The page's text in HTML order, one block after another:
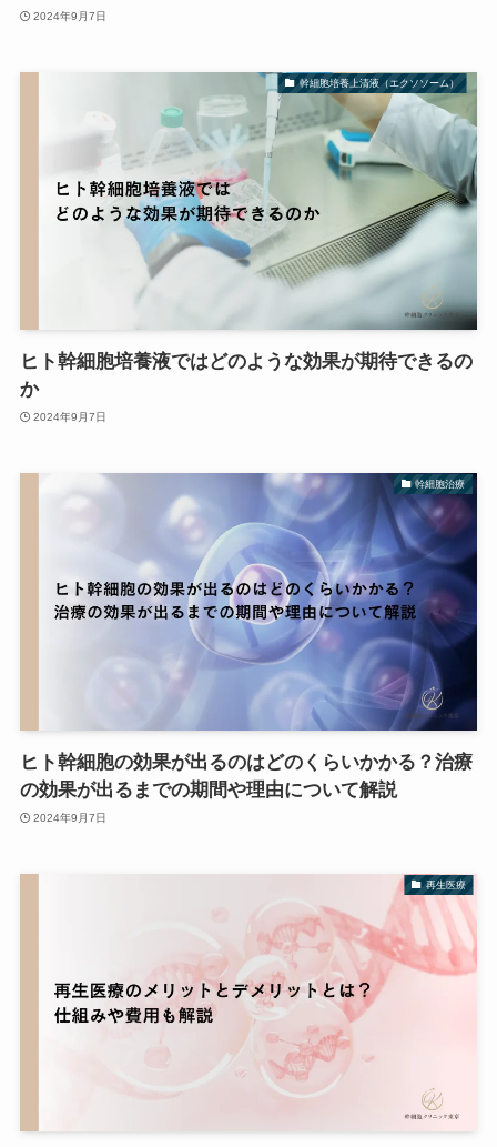
2024年9月7日
幹細胞培養上清液（エクソソーム）
ヒト幹細胞培養液ではどのような効果が期待できるの
か
2024年9月7日
幹細胞治療
ヒト幹細胞の効果が出るのはどのくらいかかる？治療
の効果が出るまでの期間や理由について解説
2024年9月7日
再生医療